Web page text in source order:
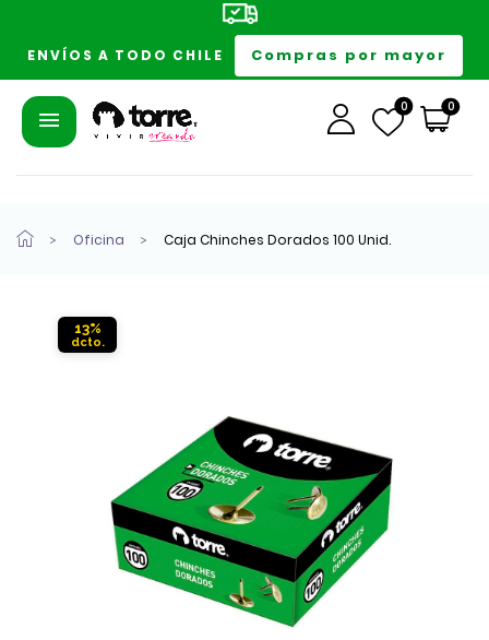
ENVÍOS A TODO CHILE Compras por mayor
0 0
Oficina Caja Chinches Dorados 100 Unid.
13%